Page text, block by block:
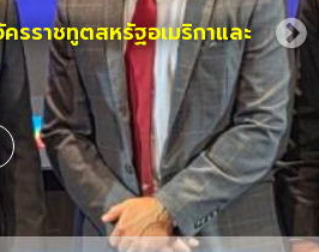
รราชทูตสหรัฐอเมริกาและ